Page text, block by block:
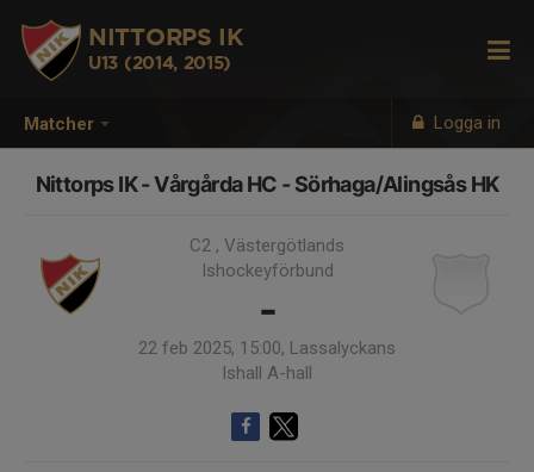
Matcher Logga in
NITTORPS IK
U13 (2014, 2015)
Nittorps IK - Vårgårda HC - Sörhaga/Alingsås HK
C2 , Västergötlands
Ishockeyförbund
-
22 feb 2025, 15:00, Lassalyckans
Ishall A-hall